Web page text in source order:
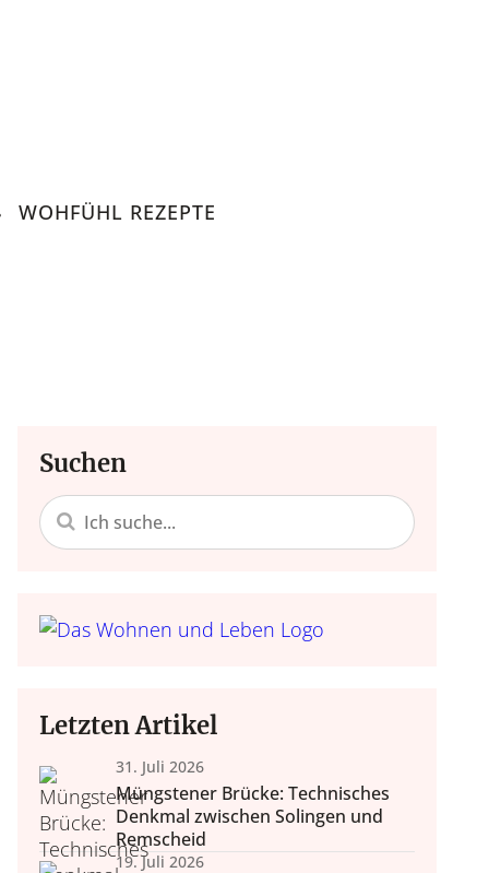
Einrichten
Raumgestaltung,
WOHFÜHL REZEPTE
Suchen
Letzten Artikel
31. Juli 2026
Müngstener Brücke: Technisches
Denkmal zwischen Solingen und
Remscheid
19. Juli 2026